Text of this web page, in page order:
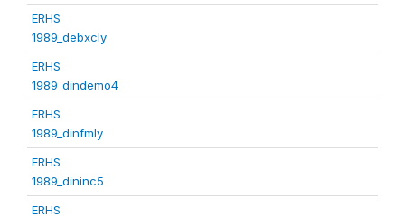
ERHS
1989_debxcly
ERHS
1989_dindemo4
ERHS
1989_dinfmly
ERHS
1989_dininc5
ERHS